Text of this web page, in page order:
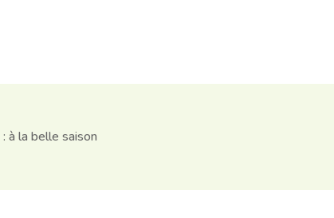
: à la belle saison